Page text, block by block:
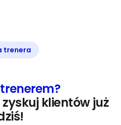
trenera
zyskuj klientów już